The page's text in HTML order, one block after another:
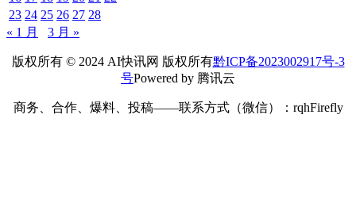
23 24 25 26 27 28
« 1 月
3 月 »
版权所有 © 2024 AI快讯网 版权所有黔ICP备2023002917号-3
号Powered by 腾讯云
商务、合作、爆料、投稿——联系方式（微信）：rqhFirefly